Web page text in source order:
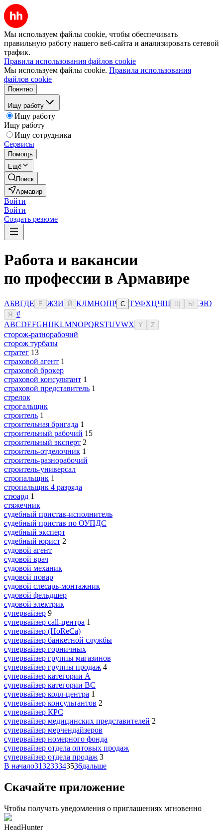
Мы используем файлы cookie, чтобы обеспечивать
правильную работу нашего веб-сайта и анализировать сетевой
трафик.
Правила использования файлов cookie
Мы используем файлы cookie. Правила использования
файлов cookie
Понятно
Ищу работу
Ищу работу
Ищу работу
Ищу сотрудника
Сервисы
Помощь
Ещё
Поиск
Армавир
Войти
Войти
Создать резюме
Работа и вакансии
по профессии в Армавире
АБВГДЕ Ё ЖЗИ Й КЛМНОПР С ТУФХЦЧШ Ы ЭЮ
Я
#
ABCDEFGHIJKLMNOPQRSTUVWX Y Z
сторож-разнорабочий
сторож турбазы
стратег 13
страховой агент 1
страховой брокер
страховой консультант 1
страховой представитель 1
стрелок
строгальщик
строитель 1
строительная бригада 1
строительный рабочий 15
строительный эксперт 2
строитель-отделочник 1
строитель-разнорабочий
строитель-универсал
стропальщик 1
стропальщик 4 разряда
стюард 1
стяжечник
судебный пристав-исполнитель
судебный пристав по ОУПДС
судебный эксперт
судебный юрист 2
судовой агент
судовой врач
судовой механик
судовой повар
судовой слесарь-монтажник
судовой фельдшер
судовой электрик
супервайзер 9
супервайзер call-центра 1
супервайзер (HoReCa)
супервайзер банкетной службы
супервайзер горничных
супервайзер группы магазинов
супервайзер группы продаж 4
супервайзер категории A
супервайзер категории BC
супервайзер колл-центра 1
супервайзер консультантов 2
супервайзер КРС
супервайзер медицинских представителей 2
супервайзер мерчендайзеров
супервайзер номерного фонда
супервайзер отдела оптовых продаж
супервайзер отдела продаж 3
В начало313233343536дальше
Скачайте приложение
Чтобы получать уведомления о приглашениях мгновенно
HeadHunter